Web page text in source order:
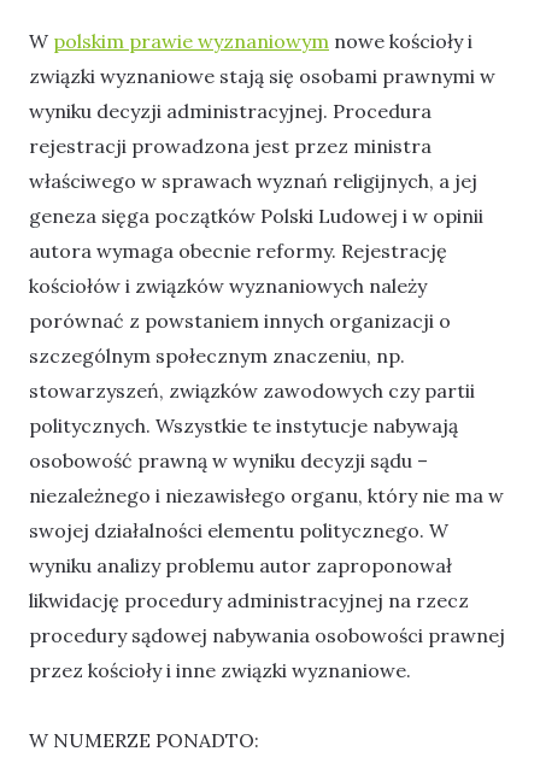
W polskim prawie wyznaniowym nowe kościoły i
związki wyznaniowe stają się osobami prawnymi w
wyniku decyzji administracyjnej. Procedura
rejestracji prowadzona jest przez ministra
właściwego w sprawach wyznań religijnych, a jej
geneza sięga początków Polski Ludowej i w opinii
autora wymaga obecnie reformy. Rejestrację
kościołów i związków wyznaniowych należy
porównać z powstaniem innych organizacji o
szczególnym społecznym znaczeniu, np.
stowarzyszeń, związków zawodowych czy partii
politycznych. Wszystkie te instytucje nabywają
osobowość prawną w wyniku decyzji sądu –
niezależnego i niezawisłego organu, który nie ma w
swojej działalności elementu politycznego. W
wyniku analizy problemu autor zaproponował
likwidację procedury administracyjnej na rzecz
procedury sądowej nabywania osobowości prawnej
przez kościoły i inne związki wyznaniowe.
W NUMERZE PONADTO: